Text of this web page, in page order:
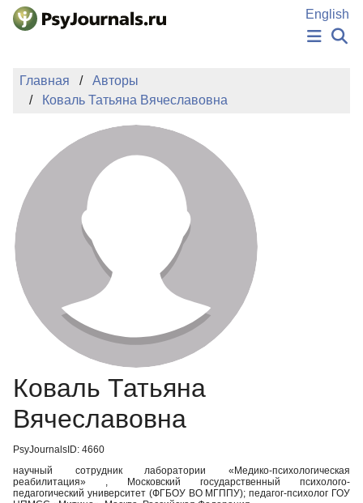
Перейти к основному содержанию
English
ПОДАТЬ РУКОПИСЬ
БАЗА ЗНАНИЙ
КЛЮЧЕВЫЕ СЛОВА
Регистрация
Главная
Авторы
Коваль Татьяна Вячеславовна
Коваль Татьяна
Вячеславовна
PsyJournalsID: 4660
научный сотрудник лаборатории «Медико-психологическая
реабилитация» , Московский государственный психолого-
педагогический университет (ФГБОУ ВО МГППУ); педагог-психолог ГОУ